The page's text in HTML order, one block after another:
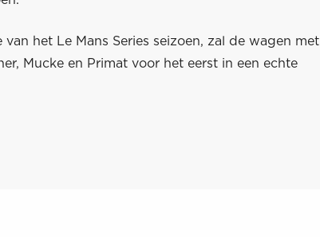
het Le Mans Series seizoen, zal de wagen met
Mucke en Primat voor het eerst in een echte